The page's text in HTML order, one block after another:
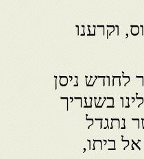
וקרענו
לחודש ניסן
בשעריך
נתגדל
ביתו,